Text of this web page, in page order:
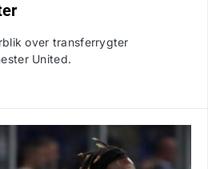
over transferrygter
United.